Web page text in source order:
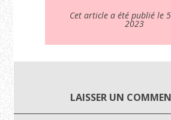
Cet article a été publié le
2023
LAISSER UN